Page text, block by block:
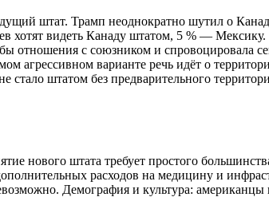
штат. Трамп неоднократно шутил о
хотят видеть Канаду штатом, 5 % —
отношения с союзником и спровоцировала
агрессивном варианте речь идёт о
стало штатом без предварительного
нового штата требует простого
расходов на медицину и
Демография и культура: